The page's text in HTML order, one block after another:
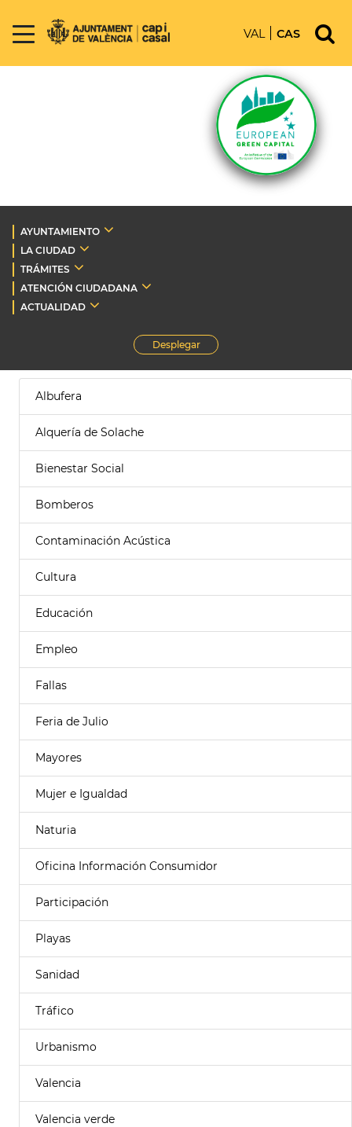
VAL CAS
AYUNTAMIENTO
LA CIUDAD
TRÁMITES
ATENCIÓN CIUDADANA
ACTUALIDAD
Desplegar
Albufera
Alquería de Solache
Bienestar Social
Bomberos
Contaminación Acústica
Cultura
Educación
Empleo
Fallas
Feria de Julio
Mayores
Mujer e Igualdad
Naturia
Oficina Información Consumidor
Participación
Playas
Sanidad
Tráfico
Urbanismo
Valencia
Valencia verde